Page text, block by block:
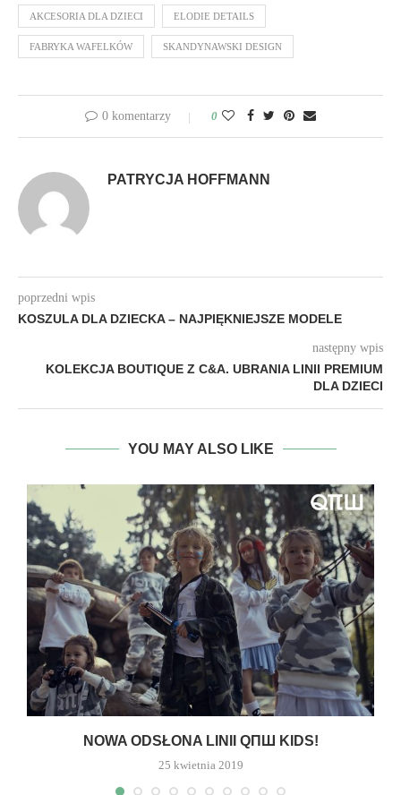
AKCESORIA DLA DZIECI ELODIE DETAILS
FABRYKA WAFELKÓW SKANDYNAWSKI DESIGN
0 komentarzy 0
PATRYCJA HOFFMANN
poprzedni wpis
KOSZULA DLA DZIECKA – NAJPIĘKNIEJSZE MODELE
następny wpis
KOLEKCJA BOUTIQUE Z C&A. UBRANIA LINII PREMIUM
DLA DZIECI
YOU MAY ALSO LIKE
NOWA ODSŁONA LINII QΠШ KIDS!
25 kwietnia 2019